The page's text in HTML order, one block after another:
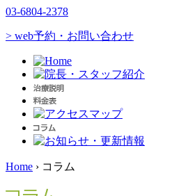
03-6804-2378
> web予約・お問い合わせ
Home › コラム